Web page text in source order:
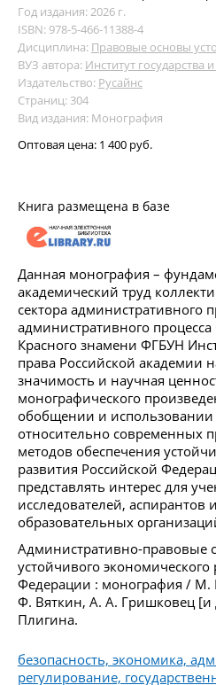
Год издания: 2026 г.
ISBN: 978-5-466-11388-4
Дисциплина: Правовые основы
ВУЗ автора: Институт государства
Издательство: Русайнс
Страниц: 304
Вид издания: Монография
Оптовая цена: 1 400 руб.
Книга размещена в базе
Данная монография –
академический труд
сектора административного
административного
Красного знамени ФГБУН
права Российской академии
значимость и научная
монографического
обобщении и
относительно современных
методов обеспечения
развития Российской
представлять интерес для
исследователей, аспирантов
образовательных
Административно-правовые
устойчивого экономического
Федерации : монография / М.
Ф. Вяткин, А. А. Гришковец
Плигина.
безопасность, экономика,
регулирование,